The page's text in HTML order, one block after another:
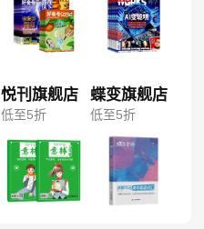
悦刊旗舰店
低至5折
蝶变旗舰店
低至5折